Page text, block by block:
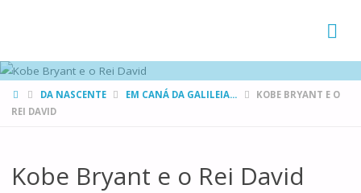
HOMEDA NASCENTE EM CANÁ DA GALILEIA...
KOBE BRYANT E O
REI DAVID
Kobe Bryant e o Rei David